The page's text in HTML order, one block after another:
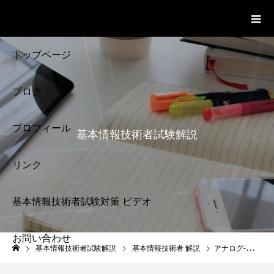
トップページ
ブログ
プロフィール
リンク
基本情報技術者試験対策 ビデオ
お問い合わせ
基本情報技術者試験
基本情報技術者試験解説
基本情報技術者試験解説 基本情報技術者 解説 アナログ-デジタル変換 基本情報技術者試験対策